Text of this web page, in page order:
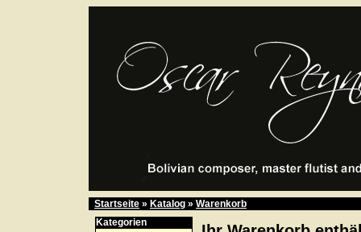
Startseite » Katalog » Warenkorb
Kategorien